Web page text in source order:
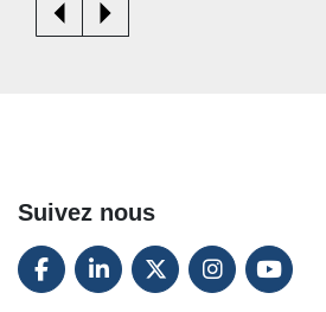
Suivez nous
FACEBOOK
LINKEDINTWITTER